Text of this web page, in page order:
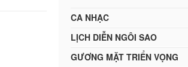
CA NHẠC
LỊCH DIỄN NGÔI SAO
GƯƠNG MẶT TRIỂN VỌNG